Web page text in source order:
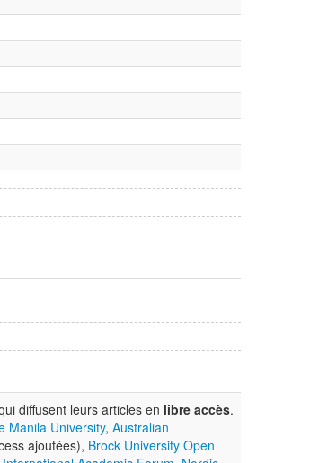
diffusent leurs articles en libre accès.
Manila University, Australian
ajoutées), Brock University Open